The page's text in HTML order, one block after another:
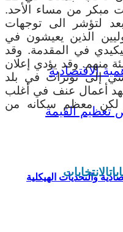
والتحديات الهيكلية
في وقت مبكر من مساء الأحد.
لتؤشر الى توجهات
الذين يعيشون في
في المقدمة. وقد
منهم. وقد يؤدي إعلان
إلى توترات في بلد
أعمال عنف في أغلب
لكن معظم سكانه من
الانتخابات